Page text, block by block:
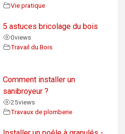
Vie pratique
5 astuces bricolage du bois
0views
Travail du Bois
Comment installer un
sanibroyeur ?
25views
Travaux de plomberie